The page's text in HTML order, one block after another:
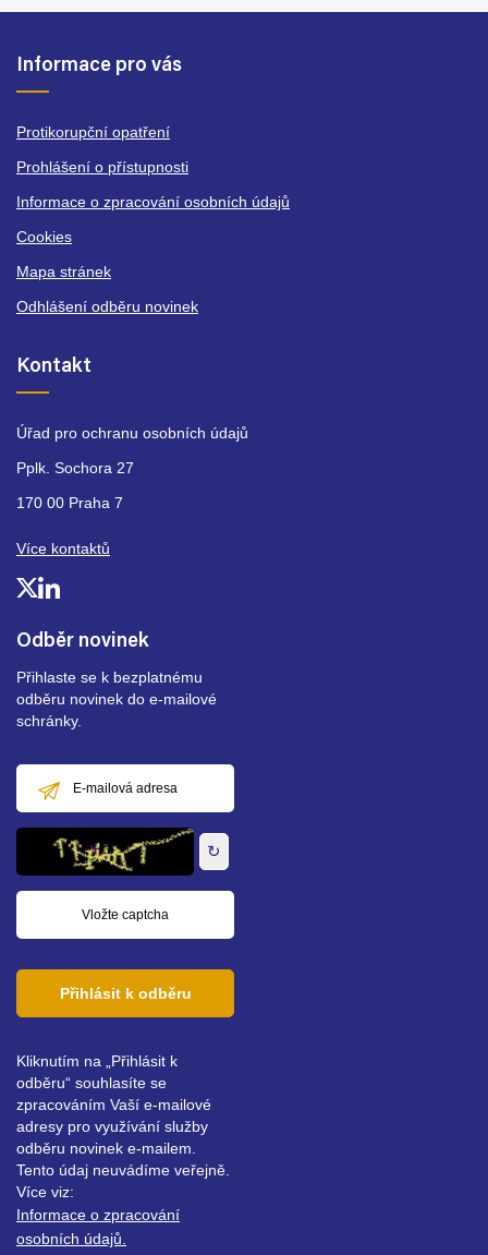
Odběr novinek
Přihlaste se k bezplatnému
odběru novinek do e-mailové
schránky.
mailová
adresa
↻
Přihlásit k odběru
Kliknutím na „Přihlásit k
odběru“ souhlasíte se
zpracováním Vaší e-mailové
adresy pro využívání služby
odběru novinek e-mailem.
Tento údaj neuvádíme veřejně.
Více viz:
Informace o zpracování
osobních údajů.
Informace pro vás
Protikorupční opatření
Prohlášení o přístupnosti
Informace o zpracování osobních údajů
Cookies
Mapa stránek
Odhlášení odběru novinek
Kontakt
Úřad pro ochranu osobních údajů
Pplk. Sochora 27
170 00 Praha 7
Více kontaktů